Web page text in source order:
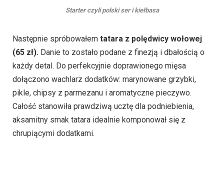
Starter czyli polski ser i kiełbasa
Następnie spróbowałem tatara z polędwicy wołowej
(65 zł). Danie to zostało podane z finezją i dbałością o
każdy detal. Do perfekcyjnie doprawionego mięsa
dołączono wachlarz dodatków: marynowane grzybki,
pikle, chipsy z parmezanu i aromatyczne pieczywo.
Całość stanowiła prawdziwą ucztę dla podniebienia,
aksamitny smak tatara idealnie komponował się z
chrupiącymi dodatkami.